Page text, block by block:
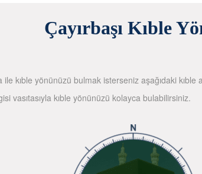
Çayırbaşı Kıble
kıble yönünüzü bulmak isterseniz aşağıdaki kıble
vasıtasıyla kıble yönünüzü kolayca bulabilirsiniz.